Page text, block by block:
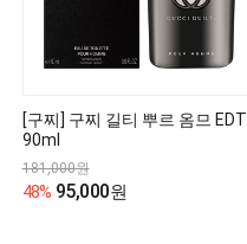
[구찌] 구찌 길티 뿌르 옴므 EDT
90ml
181,000원
48% 95,000원